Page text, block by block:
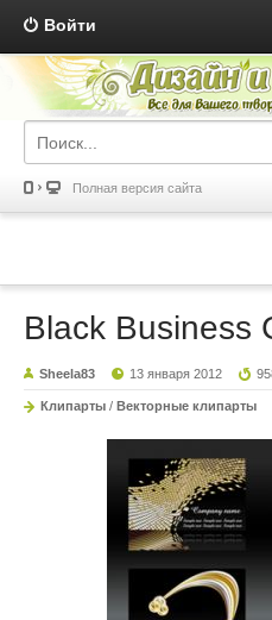
Войти
Полная версия сайта
Black Business
Sheela83 13 января 2012
Клипарты / Векторные клипарты